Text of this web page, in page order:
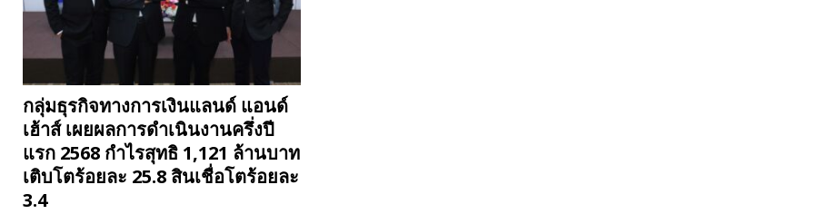
กลุ่มธุรกิจทางการเงินแลนด์ แอนด์
เฮ้าส์ เผยผลการดำเนินงานครึ่งปี
แรก 2568 กำไรสุทธิ 1,121 ล้านบาท
เติบโตร้อยละ 25.8 สินเชื่อโตร้อยละ
3.4